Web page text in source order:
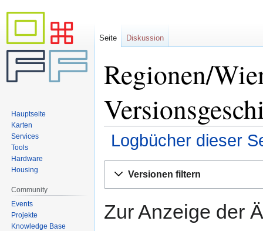
Regionen/
Logbücher dieser
Navigation
Suche
Versionen filtern
Zur Anzeige der
Seite Diskussion
Hauptseite
Karten
Services
Tools
Hardware
Housing
Community
Events
Projekte
Knowledge Base